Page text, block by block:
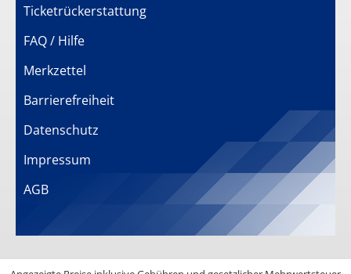
Ticketrückerstattung
FAQ / Hilfe
Merkzettel
Barrierefreiheit
Datenschutz
Impressum
AGB